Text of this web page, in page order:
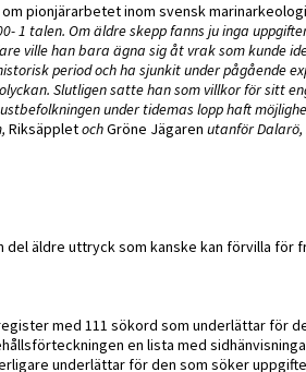
pionjärarbetet inom svensk
1 talen. Om äldre skepp fanns ju inga
ville han bara ägna sig åt vrak som kunde
period och ha sjunkit under pågående
Slutligen satte han som villkor för sitt
under tidemas lopp haft
RiksäppletochGröne Jägaren utanför Dalarö,
äldre uttryck som kanske kan förvilla för
med 111 sökord som underlättar för
en lista med
underlättar för den som söker